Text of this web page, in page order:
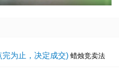
为止，决定成交) 蜡烛竞卖法